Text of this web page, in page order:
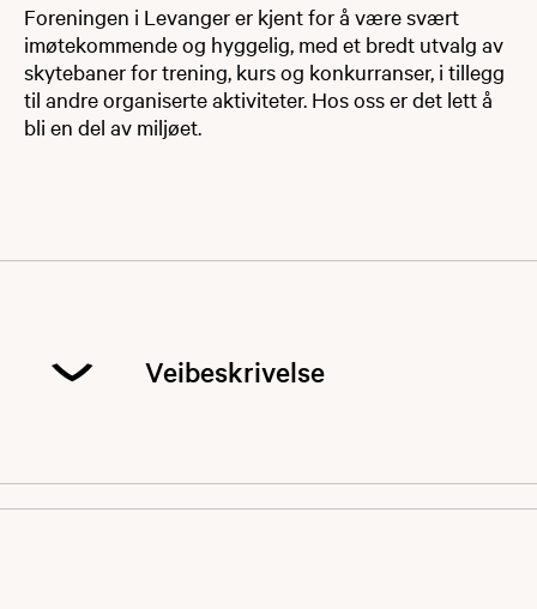
Foreningen i Levanger er kjent for å være svært
imøtekommende og hyggelig, med et bredt utvalg av
skytebaner for trening, kurs og konkurranser, i tillegg
til andre organiserte aktiviteter. Hos oss er det lett å
bli en del av miljøet.
Veibeskrivelse